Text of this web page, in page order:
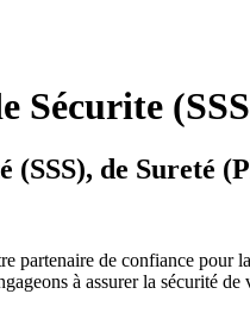
Sécurite
(SSS), de Sureté
partenaire de confiance pour
à assurer la sécurité